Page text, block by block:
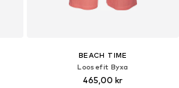
BEACH TIME
Loosefit Byxa
465,00 kr